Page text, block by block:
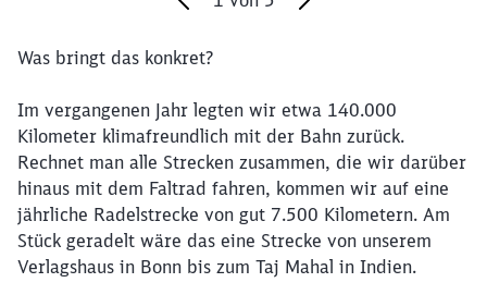
Ende des Sliders
Was bringt das konkret?
Im vergangenen Jahr legten wir etwa 140.000
Kilometer klimafreundlich mit der Bahn zurück.
Rechnet man alle Strecken zusammen, die wir darüber
hinaus mit dem Faltrad fahren, kommen wir auf eine
jährliche Radelstrecke von gut 7.500 Kilometern. Am
Stück geradelt wäre das eine Strecke von unserem
Verlagshaus in Bonn bis zum Taj Mahal in Indien.
Möchten Sie zu weitergeleitet
werden?
Abbrechen